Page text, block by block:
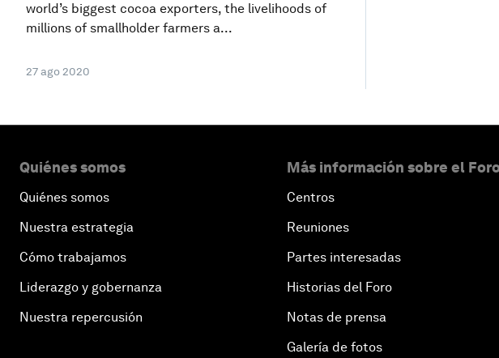
world’s biggest cocoa exporters, the livelihoods of
millions of smallholder farmers a...
27 ago 2020
Quiénes somos
Quiénes somos
Nuestra estrategia
Cómo trabajamos
Liderazgo y gobernanza
Nuestra repercusión
Más información sobre el
Centros
Reuniones
Partes interesadas
Historias del Foro
Notas de prensa
Galería de fotos